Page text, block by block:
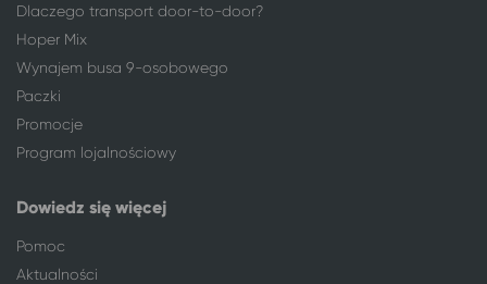
Łomża
Gdańsk
Mrągowo
Nysa
Gdańsk
Olsztyn
Opole
Orzysz
Gdańsk
Piaseczno
Gdańsk
Dlaczego transport door-to-door?
Hoper Mix
Wynajem busa 9-osobowego
Paczki
Promocje
Program lojalnościowy
Dowiedz się więcej
Pomoc
Aktualności